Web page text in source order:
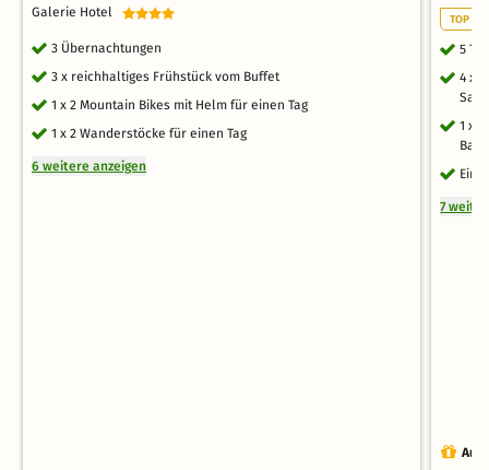
Galerie Hotel
3 Übernachtungen
3 x reichhaltiges Frühstück vom Buffet
1 x 2 Mountain Bikes mit Helm für einen Tag
1 x 2 Wanderstöcke für einen Tag
6 weitere anzeigen
TOP
5
4 x
1 x
7